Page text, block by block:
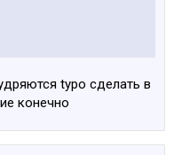
typo сделать в
конечно